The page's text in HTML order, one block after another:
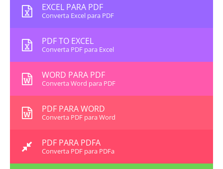
EXCEL PARA PDF
Converta Excel para PDF
PDF TO EXCEL
Converta PDF para Excel
WORD PARA PDF
Converta Word para PDF
PDF PARA WORD
Converta PDF para Word
PDF PARA PDFA
Converta PDF para PDFa